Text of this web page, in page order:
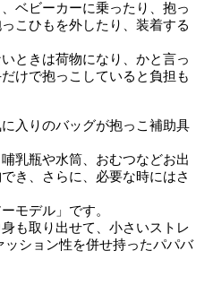
ベビーカーに乗ったり、抱っ
こひもを外したり、装着する
ときは荷物になり、かと言っ
けで抱っこしていると負担も
入りのバッグが抱っこ補助具
乳瓶や水筒、おむつなどお出
き、さらに、必要な時にはさ
モデル」です。
も取り出せて、小さいストレ
ション性を併せ持ったパパバ